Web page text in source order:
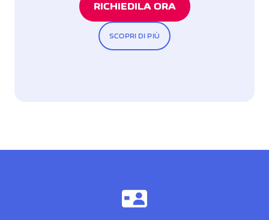
RICHIEDILA ORA
SCOPRI DI PIÙ